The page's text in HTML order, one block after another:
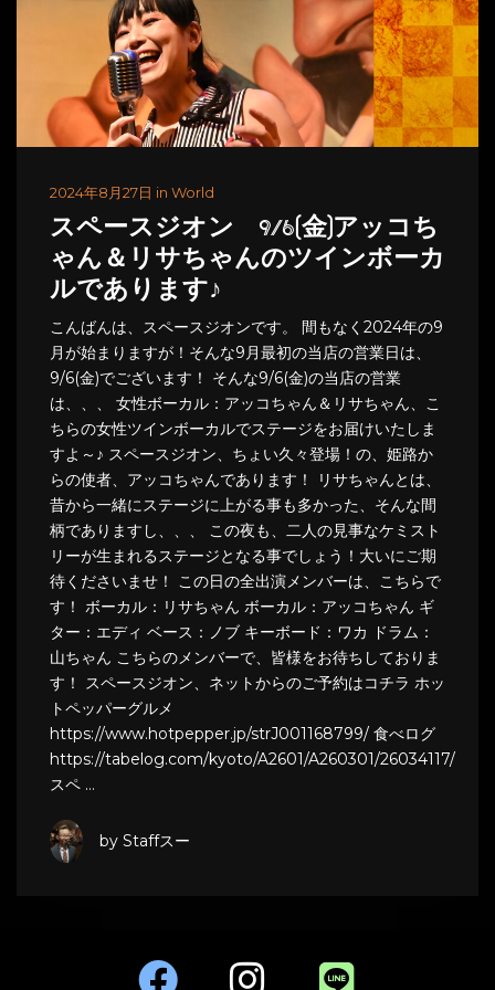
2024年8月27日 in World
スペースジオン 9/6(金)アッコち
ゃん＆リサちゃんのツインボーカ
ルであります♪
こんばんは、スペースジオンです。 間もなく2024年の9
月が始まりますが！そんな9月最初の当店の営業日は、
9/6(金)でございます！ そんな9/6(金)の当店の営業
は、、、 女性ボーカル：アッコちゃん＆リサちゃん、こ
ちらの女性ツインボーカルでステージをお届けいたしま
すよ～♪ スペースジオン、ちょい久々登場！の、姫路か
らの使者、アッコちゃんであります！ リサちゃんとは、
昔から一緒にステージに上がる事も多かった、そんな間
柄でありますし、、、 この夜も、二人の見事なケミスト
リーが生まれるステージとなる事でしょう！大いにご期
待くださいませ！ この日の全出演メンバーは、こちらで
す！ ボーカル：リサちゃん ボーカル：アッコちゃん ギ
ター：エディ ベース：ノブ キーボード：ワカ ドラム：
山ちゃん こちらのメンバーで、皆様をお待ちしておりま
す！ スペースジオン、ネットからのご予約はコチラ ホッ
トペッパーグルメ
https://www.hotpepper.jp/strJ001168799/ 食べログ
https://tabelog.com/kyoto/A2601/A260301/26034117/
スペ …
by Staffスー